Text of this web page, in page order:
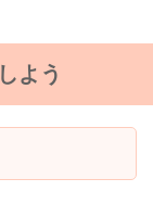
よう